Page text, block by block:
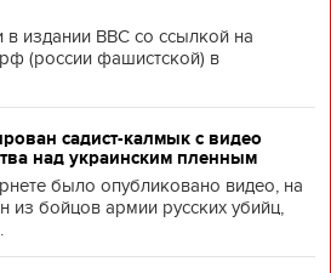
в издании BBC со ссылкой на
(россии фашистской) в
садист-калмык с видео
над украинским пленным
было опубликовано видео, на
из бойцов армии русских убийц,